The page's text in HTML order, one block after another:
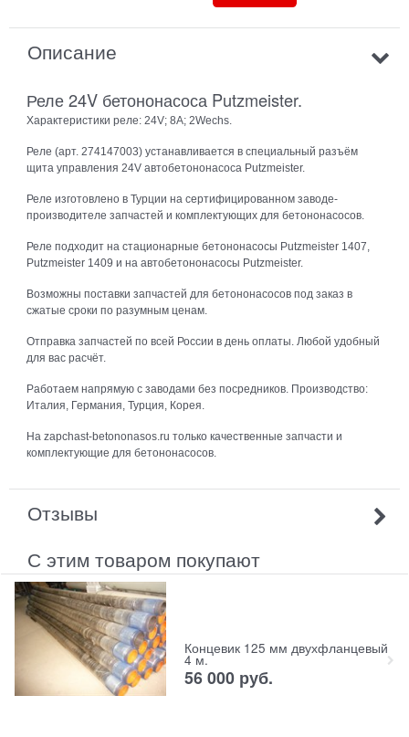
Описание
Реле 24V бетононасоса Putzmeister.
Характеристики реле: 24V; 8A; 2Wechs.
Реле (арт. 274147003) устанавливается в специальный разъём
щита управления 24V автобетононасоса Putzmeister.
Реле изготовлено в Турции на сертифицированном заводе-
производителе запчастей и комплектующих для бетононасосов.
Реле подходит на стационарные бетононасосы Putzmeister 1407,
Putzmeister 1409 и на автобетононасосы Putzmeister.
Возможны поставки запчастей для бетононасосов под заказ в
сжатые сроки по разумным ценам.
Отправка запчастей по всей России в день оплаты. Любой удобный
для вас расчёт.
Работаем напрямую с заводами без посредников. Производство:
Италия, Германия, Турция, Корея.
На zapchast-betononasos.ru только качественные запчасти и
комплектующие для бетононасосов.
Отзывы
С этим товаром покупают
Концевик 125 мм двухфланцевый
4 м.
56 000 руб.